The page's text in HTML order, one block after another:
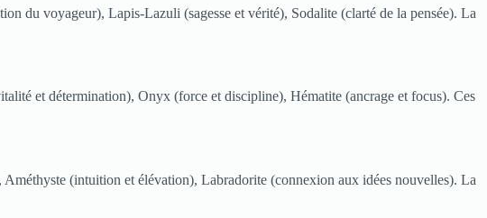
du voyageur), Lapis-Lazuli (sagesse et vérité), Sodalite (clarté de la pensée). La
et détermination), Onyx (force et discipline), Hématite (ancrage et focus). Ces
(intuition et élévation), Labradorite (connexion aux idées nouvelles). La